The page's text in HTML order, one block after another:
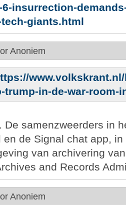
insurrection-
giants.html
Anoniem
trump-in-de-war-room-
De samenzweerders in
en de Signal chat app,
van archivering
and Records
Anoniem